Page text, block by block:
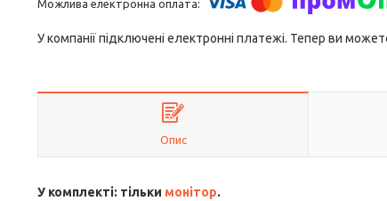
У компанії підключені електронні платежі. Тепер ви
Опис
У комплекті: тільки монітор.